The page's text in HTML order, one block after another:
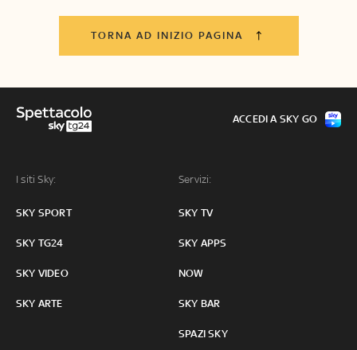
TORNA AD INIZIO PAGINA
I siti Sky:
SKY SPORT
SKY TG24
SKY VIDEO
SKY ARTE
Servizi:
SKY TV
SKY APPS
NOW
SKY BAR
SPAZI SKY
ACCEDI A SKY GO